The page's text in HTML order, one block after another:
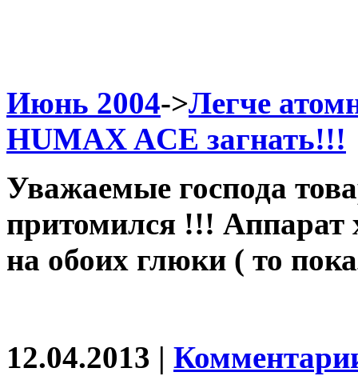
Июнь 2004->Легче
HUMAX ACE загнать!!!
Уважаемые господа
притомился !!! Аппарат
на обоих глюки ( то
12.04.2013 |